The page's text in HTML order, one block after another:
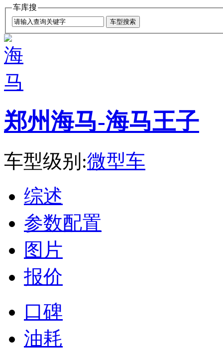
车库搜
郑州海马-海马王子
车型级别:微型车
综述
参数配置
图片
报价
口碑
油耗